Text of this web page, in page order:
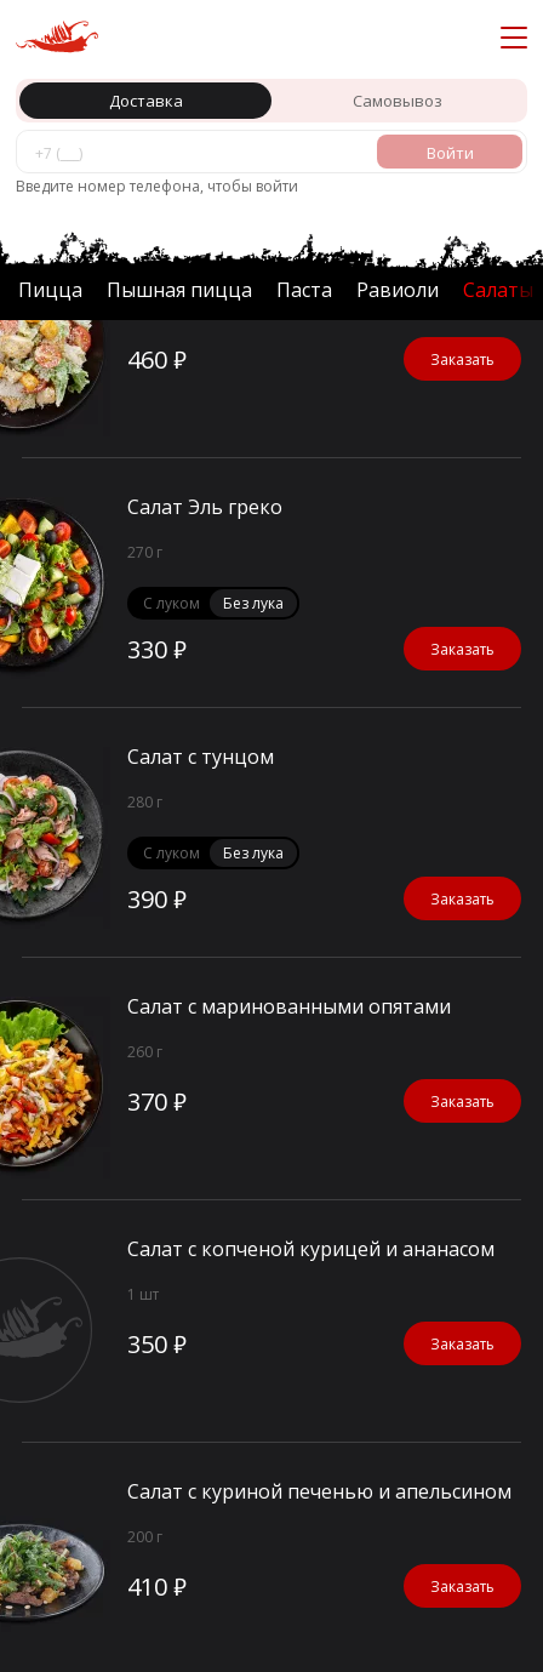
Доставка Самовывоз
Введите номер телефона, чтобы войти
Войти
Пицца Пышная пицца Паста Равиоли Салаты
Салаты
Цезарь с цыплёнком
460 ₽ Заказать
Салат Эль греко
270 г
С луком Без лука
330 ₽ Заказать
Салат с тунцом
280 г
С луком Без лука
390 ₽ Заказать
Салат с маринованными опятами
260 г
370 ₽ Заказать
Салат с копченой курицей и ананасом
1 шт
350 ₽ Заказать
Салат с куриной печенью и апельсином
200 г
410 ₽ Заказать